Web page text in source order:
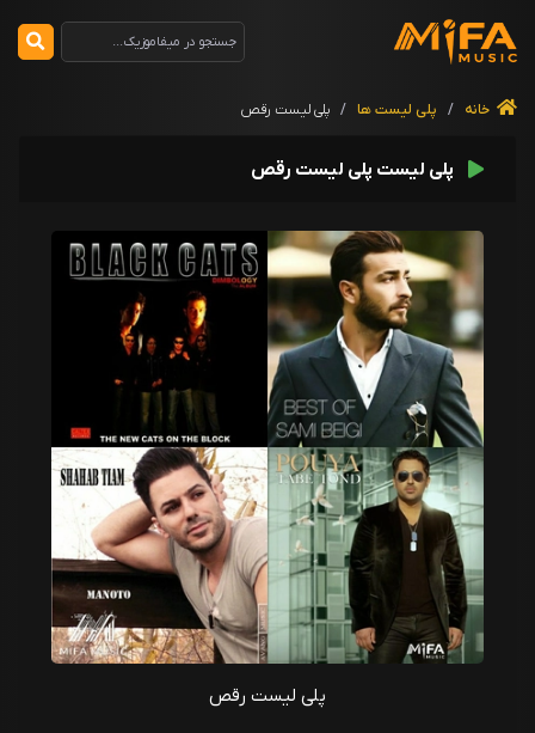
خانه / پلی لیست ها / پلی لیست رقص
پلی لیست پلی لیست رقص
پلی لیست رقص